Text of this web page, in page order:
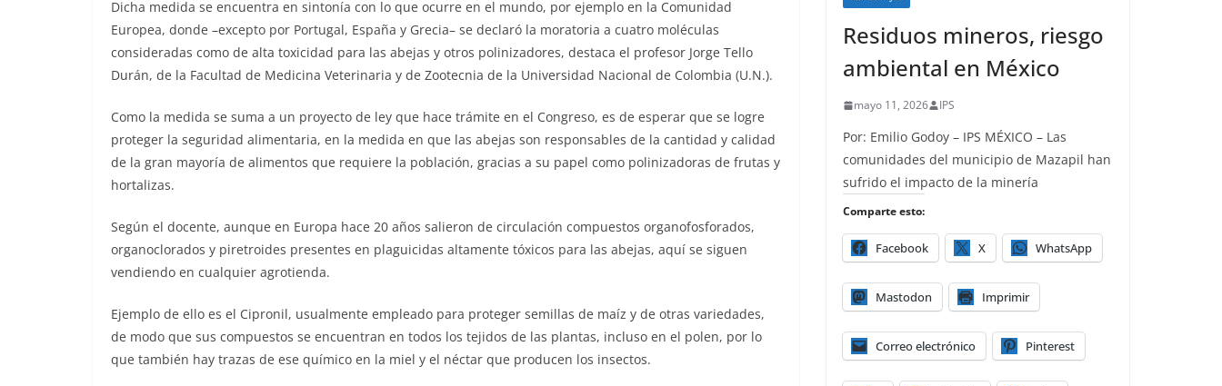
Dicha medida se encuentra en sintonía con lo que ocurre en el mundo, por ejemplo en la Comunidad
Europea, donde –excepto por Portugal, España y Grecia– se declaró la moratoria a cuatro moléculas
consideradas como de alta toxicidad para las abejas y otros polinizadores, destaca el profesor Jorge Tello
Durán, de la Facultad de Medicina Veterinaria y de Zootecnia de la Universidad Nacional de Colombia (U.N.).
Como la medida se suma a un proyecto de ley que hace trámite en el Congreso, es de esperar que se logre
proteger la seguridad alimentaria, en la medida en que las abejas son responsables de la cantidad y calidad
de la gran mayoría de alimentos que requiere la población, gracias a su papel como polinizadoras de frutas y
hortalizas.
Según el docente, aunque en Europa hace 20 años salieron de circulación compuestos organofosforados,
organoclorados y piretroides presentes en plaguicidas altamente tóxicos para las abejas, aquí se siguen
vendiendo en cualquier agrotienda.
Ejemplo de ello es el Cipronil, usualmente empleado para proteger semillas de maíz y de otras variedades,
de modo que sus compuestos se encuentran en todos los tejidos de las plantas, incluso en el polen, por lo
que también hay trazas de ese químico en la miel y el néctar que producen los insectos.
Residuos mineros, riesgo
ambiental en México
mayo 11, 2026 IPS
Por: Emilio Godoy – IPS MÉXICO – Las
comunidades del municipio de Mazapil han
sufrido el impacto de la minería
Comparte esto:
Facebook X WhatsApp
Mastodon Imprimir
Correo electrónico Pinterest